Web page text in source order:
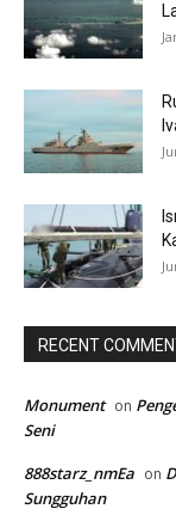
RECENT
Monument on
Seni
888starz_nmEa on
Sungguhan